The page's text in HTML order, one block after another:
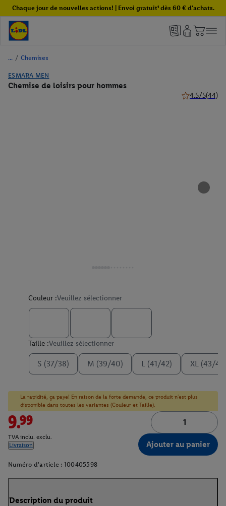
Chaque jour de nouvelles actions! | Envoi gratuit¹ dès 60 € d'achats.
/ Chemises
ESMARA MEN
Chemise de loisirs pour hommes
4.5/5(44)
Couleur :Veuillez sélectionner
Taille :Veuillez sélectionner
S (37/38) M (39/40) L (41/42) XL (43/
La rapidité, ça paye! En raison de la forte demande, ce produit n'est plus
disponible dans toutes les variantes (Couleur et Taille).
9.99
TVA inclu. exclu.
Livraison
Ajouter au panier
Numéro d'article : 100405598
Description du produit